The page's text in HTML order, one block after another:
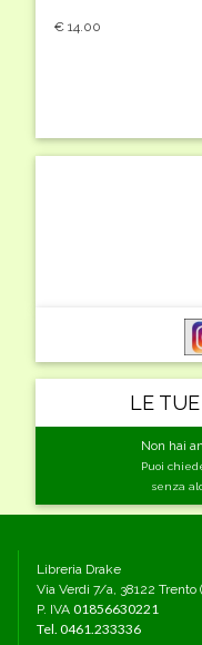
€ 14.00
LE
Non hai
Puoi
senza
Libreria Drake
Via Verdi 7/a, 38122 Trento
P. IVA 01856630221
Tel. 0461.233336